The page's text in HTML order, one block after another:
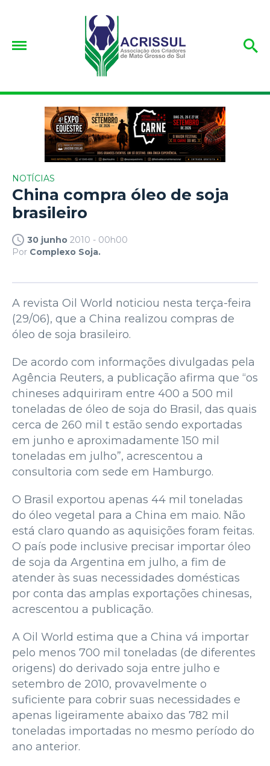
NOTÍCIAS
China compra óleo de soja
brasileiro
30 junho 2010 - 00h00
Por Complexo Soja.
A revista Oil World noticiou nesta terça-feira
(29/06), que a China realizou compras de
óleo de soja brasileiro.
De acordo com informações divulgadas pela
Agência Reuters, a publicação afirma que “os
chineses adquiriram entre 400 a 500 mil
toneladas de óleo de soja do Brasil, das quais
cerca de 260 mil t estão sendo exportadas
em junho e aproximadamente 150 mil
toneladas em julho”, acrescentou a
consultoria com sede em Hamburgo.
O Brasil exportou apenas 44 mil toneladas
do óleo vegetal para a China em maio. Não
está claro quando as aquisições foram feitas.
O país pode inclusive precisar importar óleo
de soja da Argentina em julho, a fim de
atender às suas necessidades domésticas
por conta das amplas exportações chinesas,
acrescentou a publicação.
A Oil World estima que a China vá importar
pelo menos 700 mil toneladas (de diferentes
origens) do derivado soja entre julho e
setembro de 2010, provavelmente o
suficiente para cobrir suas necessidades e
apenas ligeiramente abaixo das 782 mil
toneladas importadas no mesmo período do
ano anterior.